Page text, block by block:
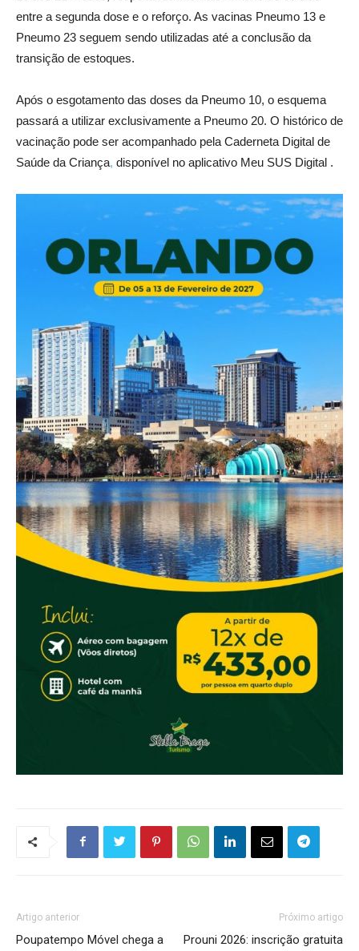
entre a segunda dose e o reforço. As vacinas Pneumo 13 e
Pneumo 23 seguem sendo utilizadas até a conclusão da
transição de estoques.
Após o esgotamento das doses da Pneumo 10, o esquema
passará a utilizar exclusivamente a Pneumo 20. O histórico de
vacinação pode ser acompanhado pela Caderneta Digital de
Saúde da Criança, disponível no aplicativo Meu SUS Digital .
Artigo anterior
Poupatempo Móvel chega a
Próximo artigo
Prouni 2026: inscrição gratuita